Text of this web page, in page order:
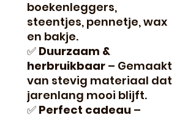
boekenleggers,
steentjes, pennetje, wax
en bakje.
✅ Duurzaam &
herbruikbaar – Gemaakt
van stevig materiaal dat
jarenlang mooi blijft.
✅ Perfect cadeau –